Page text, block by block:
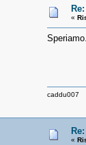
«
caddu007
«